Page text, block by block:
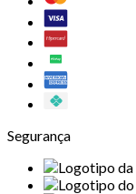
Segurança